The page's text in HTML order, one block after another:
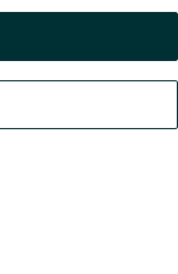
Czat Konto